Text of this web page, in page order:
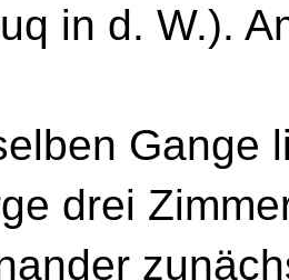
in d. W.).
Gange
drei